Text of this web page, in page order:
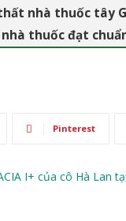
nhà thuốc tây
thuốc đạt chuẩn
Pinterest